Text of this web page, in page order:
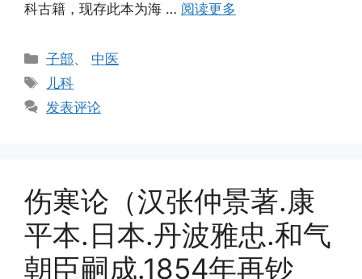
科古籍，现存此本为海 … 阅读更多
分
类
子部、 中医
标
签
儿科
发表评论
伤寒论（汉张仲景著.康
平本.日本.丹波雅忠.和气
朝臣嗣成.1854年再钞